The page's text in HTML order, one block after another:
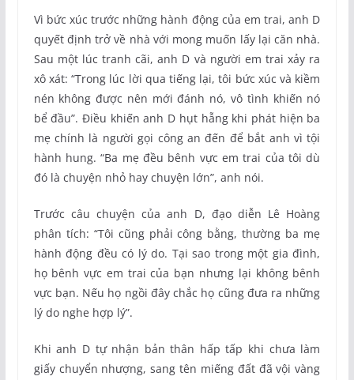
Vì bức xúc trước những hành động của em trai, anh D
quyết định trở về nhà với mong muốn lấy lại căn nhà.
Sau một lúc tranh cãi, anh D và người em trai xảy ra
xô xát: “Trong lúc lời qua tiếng lại, tôi bức xúc và kiềm
nén không được nên mới đánh nó, vô tình khiến nó
bể đầu”. Điều khiến anh D hụt hẫng khi phát hiện ba
mẹ chính là người gọi công an đến để bắt anh vì tội
hành hung. “Ba mẹ đều bênh vực em trai của tôi dù
đó là chuyện nhỏ hay chuyện lớn”, anh nói.
Trước câu chuyện của anh D, đạo diễn Lê Hoàng
phân tích: “Tôi cũng phải công bằng, thường ba mẹ
hành động đều có lý do. Tại sao trong một gia đình,
họ bênh vực em trai của bạn nhưng lại không bênh
vực bạn. Nếu họ ngồi đây chắc họ cũng đưa ra những
lý do nghe hợp lý”.
Khi anh D tự nhận bản thân hấp tấp khi chưa làm
giấy chuyển nhượng, sang tên miếng đất đã vội vàng